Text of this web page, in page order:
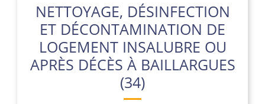
NETTOYAGE, DÉSINFECTION
ET DÉCONTAMINATION DE
LOGEMENT INSALUBRE OU
APRÈS DÉCÈS À BAILLARGUES
(34)